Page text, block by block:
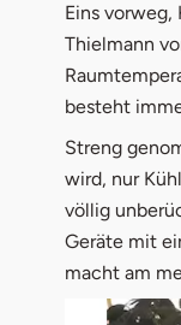
Eins
Thielmann
besteht
Streng
wird, nur
völlig
Geräte mit
macht am